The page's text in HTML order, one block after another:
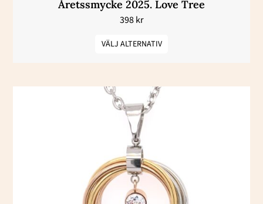
Åretssmycke 2025. Love Tree
398kr
VÄLJ ALTERNATIV
produktsidan